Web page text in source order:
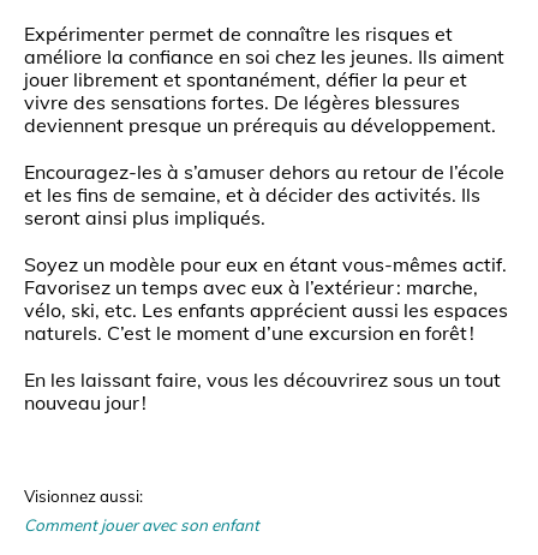
Expérimenter permet de connaître les risques et
améliore la confiance en soi chez les jeunes. Ils aiment
jouer librement et spontanément, défier la peur et
vivre des sensations fortes. De légères blessures
deviennent presque un prérequis au développement.
Encouragez-les à s’amuser dehors au retour de l’école
et les fins de semaine, et à décider des activités. Ils
seront ainsi plus impliqués.
Soyez un modèle pour eux en étant vous-mêmes actif.
Favorisez un temps avec eux à l’extérieur : marche,
vélo, ski, etc. Les enfants apprécient aussi les espaces
naturels. C’est le moment d’une excursion en forêt !
En les laissant faire, vous les découvrirez sous un tout
nouveau jour !
Visionnez aussi:
Comment jouer avec son enfant